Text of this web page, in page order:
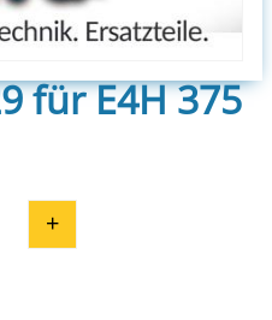
für E4H 375
29 für E4H 375
+